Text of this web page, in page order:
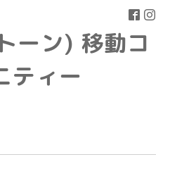
ーン) 移動コ
ティー